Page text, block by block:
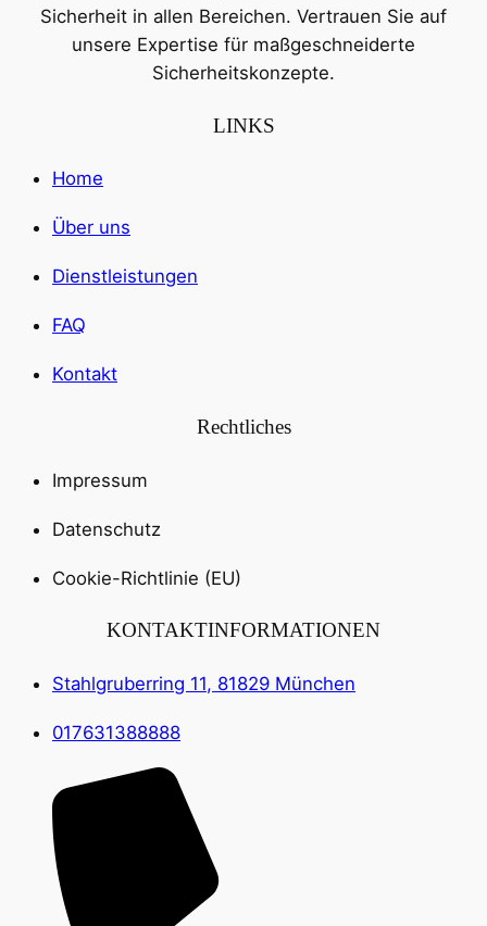
Sicherheit in allen Bereichen. Vertrauen Sie auf
unsere Expertise für maßgeschneiderte
Sicherheitskonzepte.
LINKS
Home
Über uns
Dienstleistungen
FAQ
Kontakt
Rechtliches
Impressum
Datenschutz
Cookie-Richtlinie (EU)
KONTAKTINFORMATIONEN
Stahlgruberring 11, 81829 München
017631388888